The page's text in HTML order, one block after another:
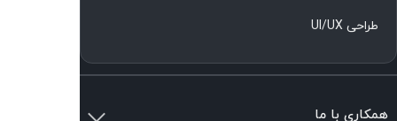
طراحی UI/UX
همکاری با ما